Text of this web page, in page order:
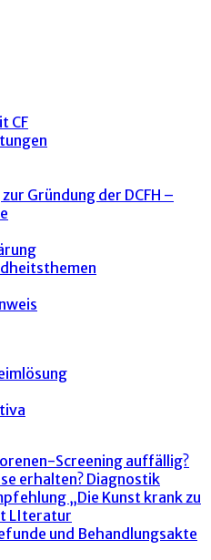
CF
Gründung der DCFH –
Screening auffällig?
erhalten? Diagnostik
„Die Kunst krank zu
LIteratur
und Behandlungsakte